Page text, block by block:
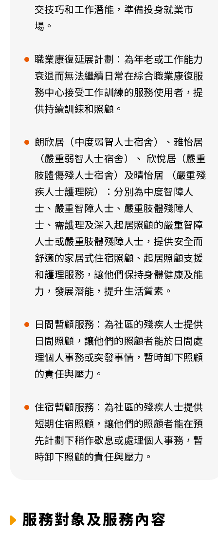
交技巧和工作潛能，準備投身就業市
場。
職業康復延展計劃：為年老或工作能力
衰退而無法繼續日常在綜合職業康復服
務中心接受工作訓練的服務使用者，提
供持續訓練和照顧。
朗欣居（中度弱智人士宿舍）、雅怡居
（嚴重弱智人士宿舍）、 欣悅居（嚴重
肢體傷殘人士宿舍）及晴怡居 （嚴重殘
疾人士護理院）：分別為中度智障人
士、嚴重智障人士、嚴重肢體殘障人
士、需護理及深入起居照顧的嚴重智障
人士或嚴重肢體殘障人士，提供安全而
舒適的家居式住宿照顧、起居照顧支援
和護理服務，讓他們保持身體健康及能
力，發展潛能，提升生活質素。
日間暫顧服務：為社區的殘疾人士提供
日間照顧，讓他們的照顧者能於日間處
理個人事務或突發事情，暫時卸下照顧
的責任與壓力。
住宿暫顧服務：為社區的殘疾人士提供
短期住宿照顧，讓他們的照顧者能在預
先計劃下稍作歇息或處理個人事務，暫
時卸下照顧的責任與壓力。
服務對象及服務內容